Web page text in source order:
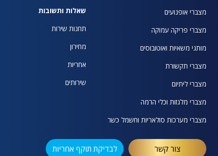
מצברי אופנועים
מצברי פריקה עמוקה
מותגי משאיות ואוטובוסים
מצברי תקשורת
מצברי ליתיום
מצברי מלגזות וכלי הרמה
מצברי מערכות סולאריות וחשמל כשר
שאלות ותשובות
תחנות שירות
מחירון
אחריות
שירותים
צור קשר לבדיקת תוקף אחריות